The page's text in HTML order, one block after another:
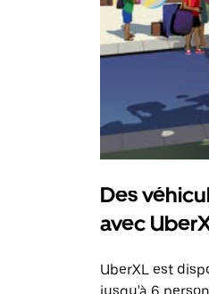
Des
avec
UberXL est